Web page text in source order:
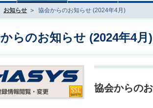
お知らせ 協会からのお知らせ (2024年4月)
らのお知らせ (2024年4月)
協会からの